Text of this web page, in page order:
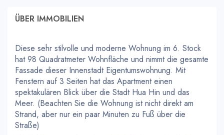
ÜBER IMMOBILIEN
Diese sehr stilvolle und moderne Wohnung im 6. Stock
hat 98 Quadratmeter Wohnfläche und nimmt die gesamte
Fassade dieser Innenstadt Eigentumswohnung. Mit
Fenstern auf 3 Seiten hat das Apartment einen
spektakulären Blick über die Stadt Hua Hin und das
Meer. (Beachten Sie die Wohnung ist nicht direkt am
Strand, aber nur ein paar Minuten zu Fuß über die
Straße)